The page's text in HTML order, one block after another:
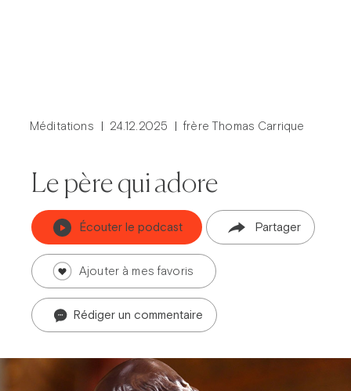
Prier dans la ville
Carême dans la ville
ThéoDom
Théobule
Méditations 24.12.2025 frère Thomas Carrique
Le père qui adore
Écouter le podcast Partager
Ajouter à mes favoris
Rédiger un commentaire